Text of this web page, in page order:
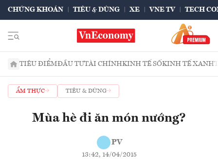
CHỨNG KHOÁN TIÊU & DÙNG XE VNE TV TECH
TIÊU ĐIỂMĐẦU TƯTÀI CHÍNHKINH TẾ SỐKINH TẾ XANH
ẨM THỰC TIÊU & DÙNG
Mùa hè đi ăn món nướng?
PV
13:42, 14/04/2015